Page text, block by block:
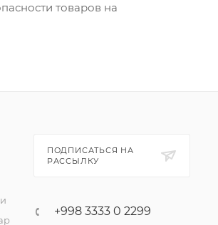
товаров на
ПОДПИСАТЬСЯ НА
РАССЫЛКУ
+998 3333 0 2299